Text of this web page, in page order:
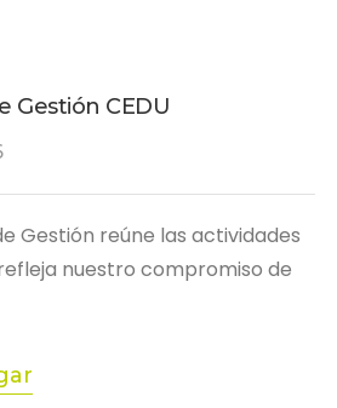
Gestión CEDU
Gestión reúne las actividades
nuestro compromiso de